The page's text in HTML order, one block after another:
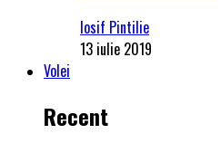
Iosif Pintilie
13 iulie 2019
Volei
Recent